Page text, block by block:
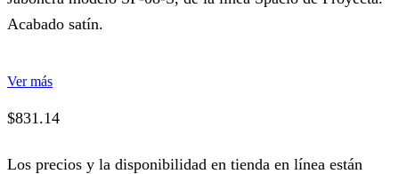
Acabado satín.
Ver más
$831.14
Los precios y la disponibilidad en tienda en línea están